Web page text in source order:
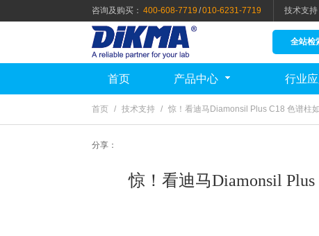
咨询及购买： 400-608-7719 /010-6231-7719 技术支持
全站检
首页 产品中心 行业应
首页 / 技术支持 / 惊！看迪马Diamonsil Plus C18 色谱柱
分享：
惊！看迪马Diamonsil